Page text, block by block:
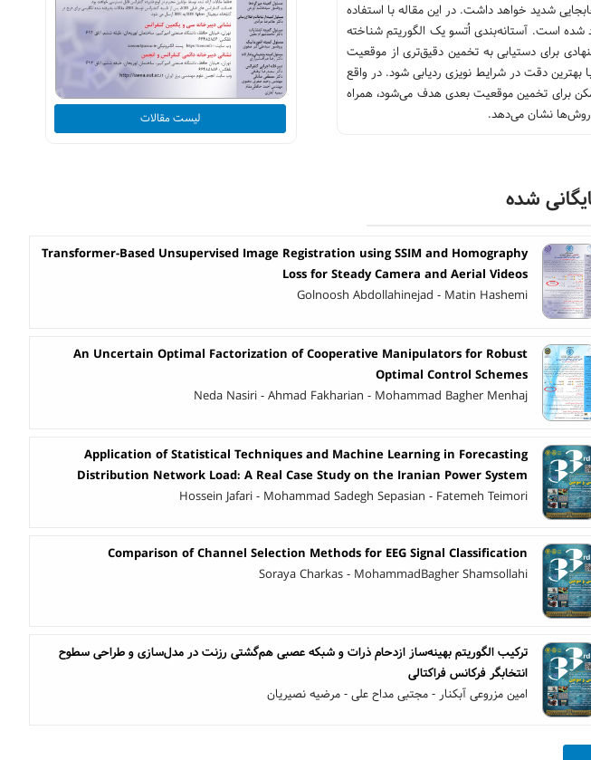
شدید خواهد داشت. در این مقاله با استفاده
شده است. آستانه‌بندی اُتسو یک الگوریتم شناخته
برای دستیابی به تخمین دقیق‌تری از موقعیت
بهترین دقت در شرایط نویزی ردیابی شود. در واقع
ممکن برای تخمین موقعیت بعدی هدف می‌شود، همراه
لیست مقالات
شده
Transformer-Based Unsupervised Image Registration using SSIM and Homography
Loss for Steady Camera and Aerial Videos
Golnoosh Abdollahinejad - Matin Hashemi
An Uncertain Optimal Factorization of Cooperative Manipulators for Robust
Optimal Control Schemes
Neda Nasiri - Ahmad Fakharian - Mohammad Bagher Menhaj
Application of Statistical Techniques and Machine Learning in Forecasting
Distribution Network Load: A Real Case Study on the Iranian Power System
Hossein Jafari - Mohammad Sadegh Sepasian - Fatemeh Teimori
Comparison of Channel Selection Methods for EEG Signal Classification
Soraya Charkas - MohammadBagher Shamsollahi
ترکیب الگوریتم بهینه‌ساز ازدحام ذرات و شبکه عصبی هم‌گشتی رزنت در مدل‌سازی و طراحی سطوح
انتخابگر فرکانس فراکتالی
امین مزروعی آبکنار - مجتبی مداح علی - مرضیه نصیریان